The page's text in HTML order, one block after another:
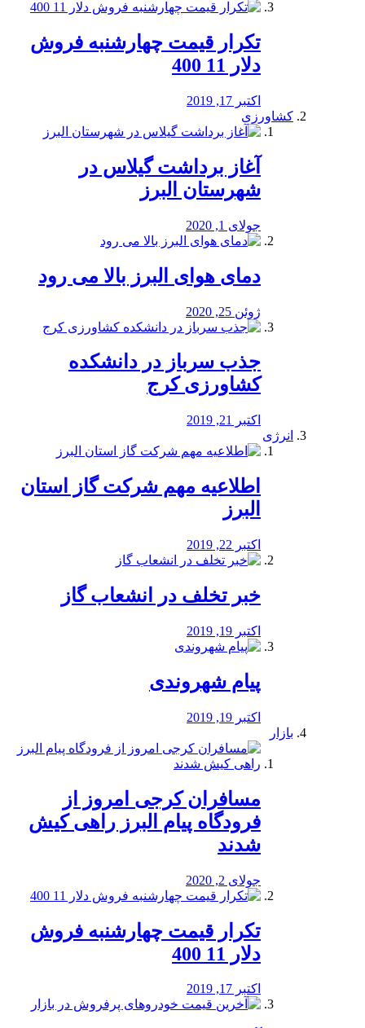
تکرار قیمت چهارشنبه فروش
دلار 11 400
اکتبر 17, 2019
کشاورزی
آغاز برداشت گیلاس در
شهرستان البرز
جولای 1, 2020
دمای هوای البرز بالا می رود
ژوئن 25, 2020
جذب سرباز در دانشکده
کشاورزی کرج
اکتبر 21, 2019
انرژی
️اطلاعیه مهم شرکت گاز استان
البرز
اکتبر 22, 2019
خبر تخلف در انشعاب گاز
اکتبر 19, 2019
پیام شهروندی
اکتبر 19, 2019
بازار
مسافران کرجی امروز از
فرودگاه پیام البرز راهی کیش
شدند
جولای 2, 2020
تکرار قیمت چهارشنبه فروش
دلار 11 400
اکتبر 17, 2019